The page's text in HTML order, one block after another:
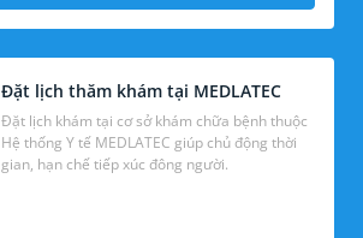
Đặt lịch thăm khám tại MEDLATEC
Đặt lịch khám tại cơ sở khám chữa bệnh thuộc
Hệ thống Y tế MEDLATEC giúp chủ động thời
gian, hạn chế tiếp xúc đông người.